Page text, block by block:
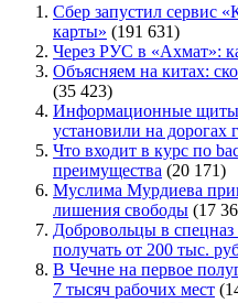
Сбер запустил сервис
карты» (191 631)
Через РУС в «Ахмат»:
Объясняем на китах:
(35 423)
Информационные щиты
установили на дорогах
Что входит в курс по
преимущества (20 171)
Муслима Мурдиева
лишения свободы (17
Добровольцы в
получать от 200 тыс.
В Чечне на первое
7 тысяч рабочих мест